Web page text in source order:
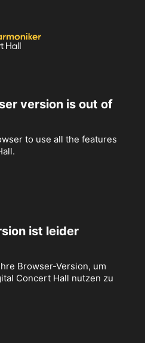
version is out of
to use all the features
ist leider
Browser-Version, um
Concert Hall nutzen zu